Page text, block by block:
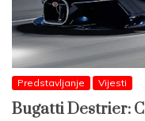
Predstavljanje Vijesti
Bugatti Destrier: